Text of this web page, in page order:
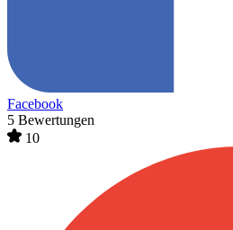
Facebook
5 Bewertungen
10